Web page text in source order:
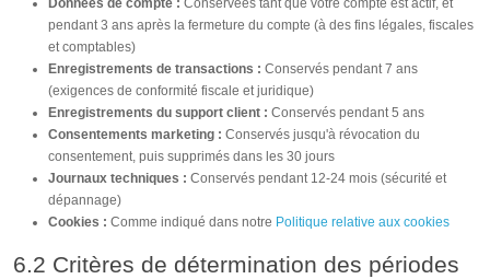
Données de compte : Conservées tant que votre compte est actif, et
pendant 3 ans après la fermeture du compte (à des fins légales, fiscales
et comptables)
Enregistrements de transactions : Conservés pendant 7 ans
(exigences de conformité fiscale et juridique)
Enregistrements du support client : Conservés pendant 5 ans
Consentements marketing : Conservés jusqu'à révocation du
consentement, puis supprimés dans les 30 jours
Journaux techniques : Conservés pendant 12-24 mois (sécurité et
dépannage)
Cookies : Comme indiqué dans notre Politique relative aux cookies
6.2 Critères de détermination des périodes